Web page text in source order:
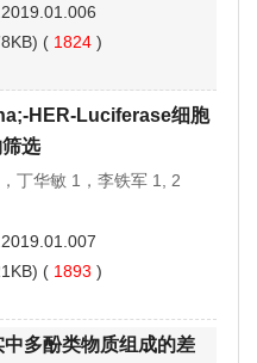
( 1824 )
HER-Luciferase细胞
选
丁华敏 1，李铁军 1, 2
( 1893 )
多酚类物质组成的差